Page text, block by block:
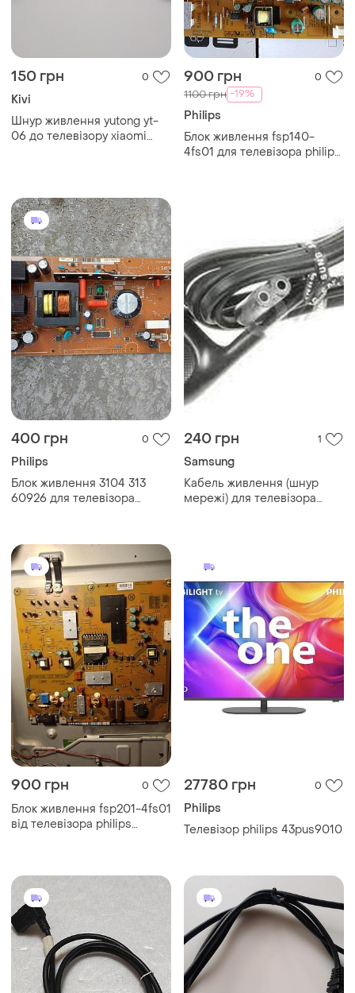
150 грн 0
Kivi
Шнур живлення yutong yt-
06 до телевізору xiaomi
900 грн 0
1100 грн -19%
Philips
Блок живлення fsp140-
4fs01 для телевізора philips
400 грн 0
Philips
Блок живлення 3104 313
60926 для телевізора
240 грн 1
Samsung
Кабель живлення (шнур
мережі) для телевізора
900 грн 0
Блок живлення fsp201-4fs01
від телевізора philips
27780 грн 0
Philips
Телевізор philips 43pus9010